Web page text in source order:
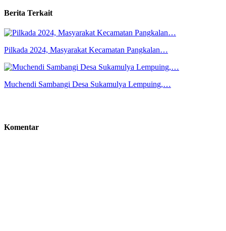
Berita Terkait
Pilkada 2024, Masyarakat Kecamatan Pangkalan…
Muchendi Sambangi Desa Sukamulya Lempuing,…
Komentar